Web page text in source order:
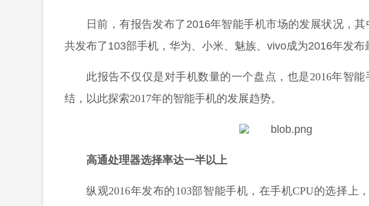
日前，有报告发布了2016年智能手机市场的发展状况，
共发布了103部手机，华为、小米、魅族、vivo成为2016年发布
此报告不仅仅是对手机数量的一个盘点，也是2016年智
结，以此探索2017年的智能手机的发展趋势。
高通处理器选择率达一半以上
纵观2016年发布的103部智能手机，在手机CPU的选择上